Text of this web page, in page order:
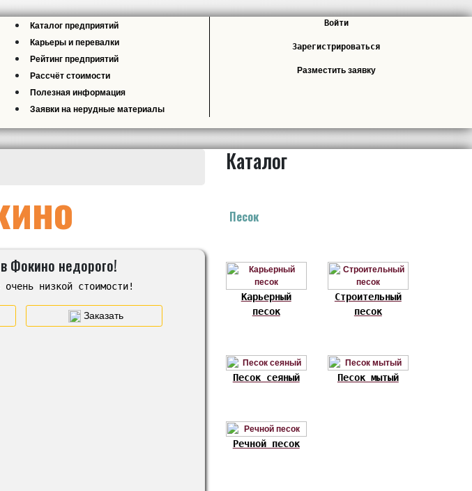
Каталог предприятий
Карьеры и перевалки
Рейтинг предприятий
Рассчёт стоимости
Полезная информация
Заявки на нерудные материалы
Войти
Зарегистрироваться
Разместить заявку
Фокино недорого!
низкой стоимости!
Заказать
Каталог
Песок
Карьерный
песок
Строительный
песок
Песок сеяный Песок мытый
Речной песок